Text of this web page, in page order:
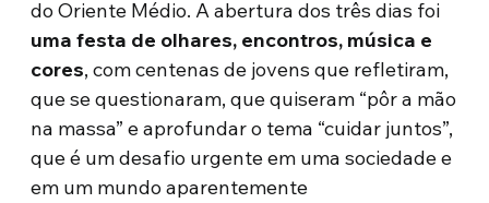
do Oriente Médio. A abertura dos três dias foi
uma festa de olhares, encontros, música e
cores, com centenas de jovens que refletiram,
que se questionaram, que quiseram “pôr a mão
na massa” e aprofundar o tema “cuidar juntos”,
que é um desafio urgente em uma sociedade e
em um mundo aparentemente